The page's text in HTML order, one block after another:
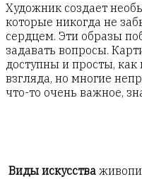
Художник создает
которые никогда не
сердцем. Эти образы
задавать вопросы.
доступны и просты, как
взгляда, но многие
что-то очень важное,
Виды искусства